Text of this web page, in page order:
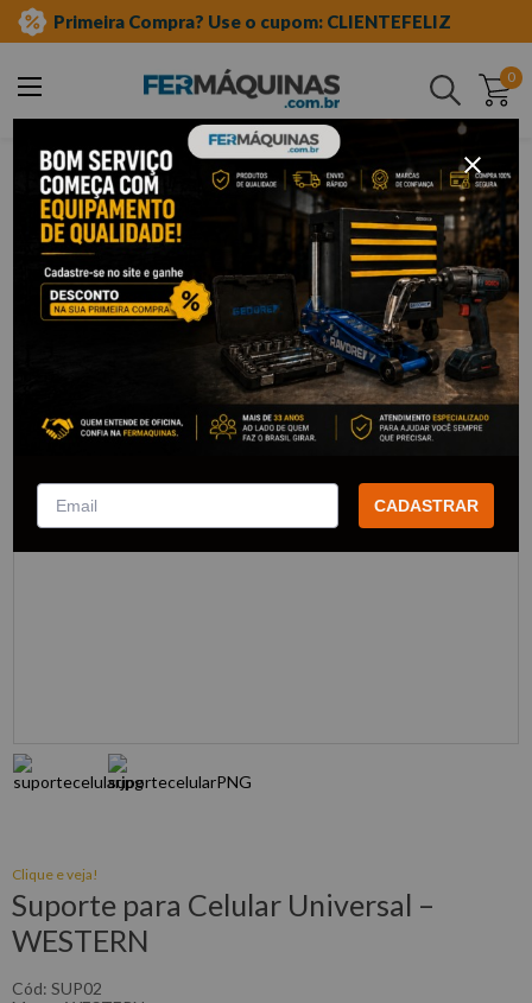
Primeira Compra? Use o cupom: CLIENTEFELIZ
0
Buscar
eletrônico
smartphones
acessórios para smartphones
Clique e veja!
Suporte para Celular Universal –
WESTERN
: SUP02
CADASTRAR